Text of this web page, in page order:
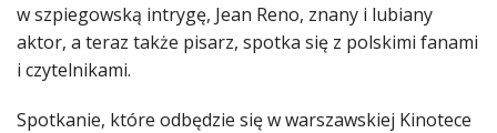
w szpiegowską intrygę, Jean Reno, znany i lubiany
aktor, a teraz także pisarz, spotka się z polskimi fanami
i czytelnikami.
Spotkanie, które odbędzie się w warszawskiej Kinotece